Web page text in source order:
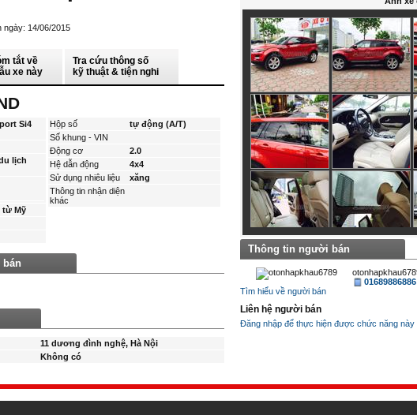
ngày: 14/06/2015
tắt về
xe này
Tra cứu thông số
kỹ thuật & tiện nghi
Si4
lịch
từ Mỹ
Hộp số
tự động (A/T)
Số khung - VIN
Động cơ
2.0
Hệ dẫn động
4x4
Sử dụng nhiêu liệu
xăng
Thông tin nhận diện
khác
11 dương đình nghệ, Hà Nội
Không có
Thông tin người bán
01689886886
Tìm hiểu về người bán
Liên hệ người bán
Đăng nhập để thực hiện được chức năng này